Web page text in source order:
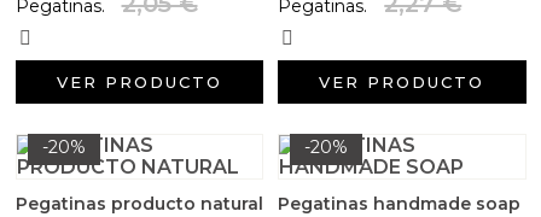
Pegatinas.
VER PRODUCTO
Pegatinas.
VER PRODUCTO
-20%
Pegatinas producto natural
-20%
Pegatinas handmade soap